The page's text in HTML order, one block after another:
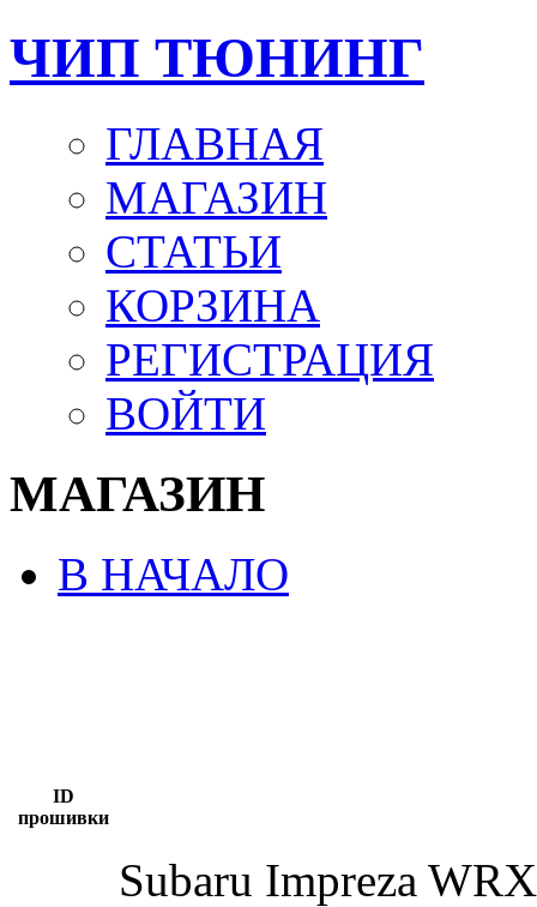
ЧИП ТЮНИНГ
ГЛАВНАЯ
МАГАЗИН
СТАТЬИ
КОРЗИНА
РЕГИСТРАЦИЯ
ВОЙТИ
МАГАЗИН
В НАЧАЛО
ID
прошивки
Subaru Impreza